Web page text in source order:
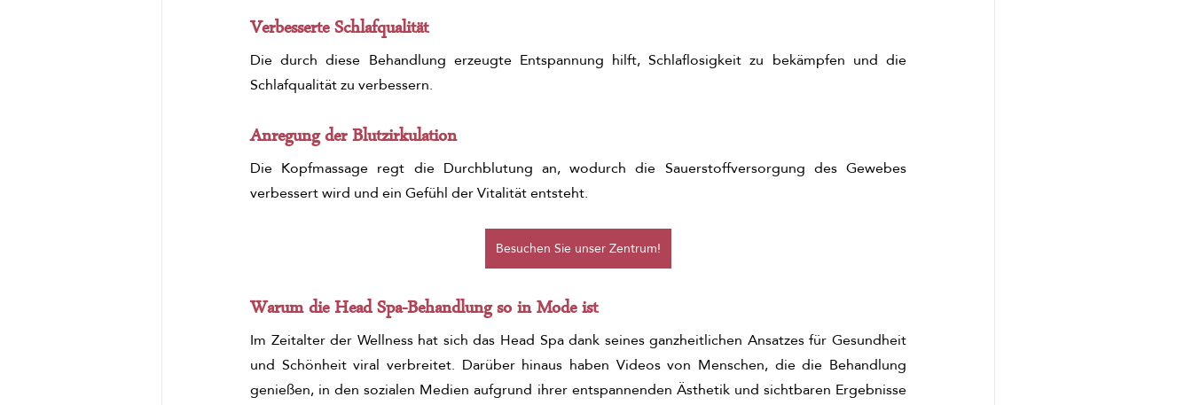
Verbesserte Schlafqualität
Die durch diese Behandlung erzeugte Entspannung hilft, Schlaflosigkeit zu bekämpfen und die
Schlafqualität zu verbessern.
Anregung der Blutzirkulation
Die Kopfmassage regt die Durchblutung an, wodurch die Sauerstoffversorgung des Gewebes
verbessert wird und ein Gefühl der Vitalität entsteht.
Besuchen Sie unser Zentrum!
Warum die Head Spa-Behandlung so in Mode ist
Im Zeitalter der Wellness hat sich das Head Spa dank seines ganzheitlichen Ansatzes für Gesundheit
und Schönheit viral verbreitet. Darüber hinaus haben Videos von Menschen, die die Behandlung
genießen, in den sozialen Medien aufgrund ihrer entspannenden Ästhetik und sichtbaren Ergebnisse